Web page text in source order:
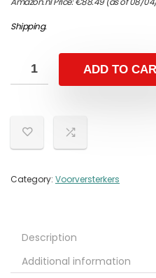
Shipping.
ADD TO
Category: Voorversterkers
Description
Additional information